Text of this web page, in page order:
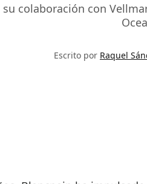
colaboración con
Escrito por Raquel